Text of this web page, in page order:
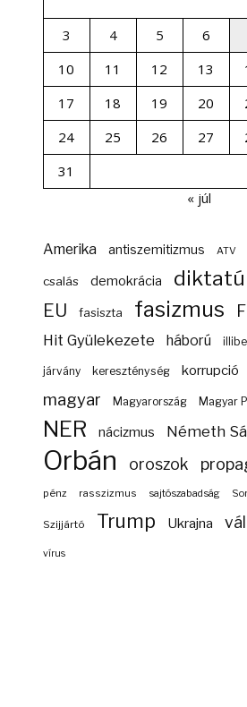
3
4 5 6
10
11 12 13
17
18 19 20
24
25 26 27
31
« júl
Amerika antiszemitizmus ATV
csalás demokrácia
EU fasiszta fasizmus
Hit Gyülekezete háború
járvány kereszténység korrupció
magyar Magyarország Magyar
NER nácizmus Németh
Orbán oroszok
pénz rasszizmus sajtószabadság
Szijjártó Trump Ukrajna
vírus